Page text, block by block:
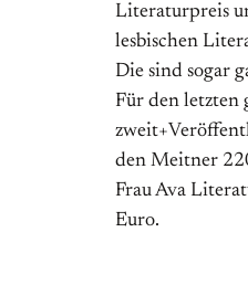
Literaturpreis
lesbischen
Die sind sogar
Für den letzten
den Meitner
Frau Ava
Euro.